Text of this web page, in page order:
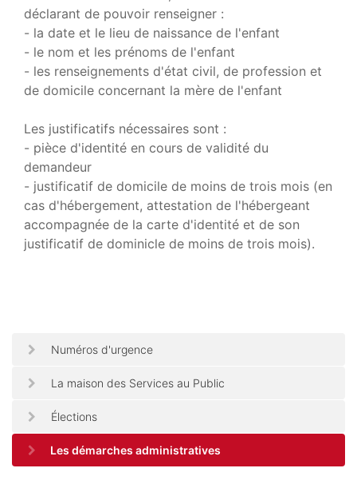
déclarant de pouvoir renseigner :
- la date et le lieu de naissance de l'enfant
- le nom et les prénoms de l'enfant
- les renseignements d'état civil, de profession et
de domicile concernant la mère de l'enfant
Les justificatifs nécessaires sont :
- pièce d'identité en cours de validité du
demandeur
- justificatif de domicile de moins de trois mois (en
cas d'hébergement, attestation de l'hébergeant
accompagnée de la carte d'identité et de son
justificatif de dominicle de moins de trois mois).
Numéros d'urgence
La maison des Services au Public
Élections
Les démarches administratives